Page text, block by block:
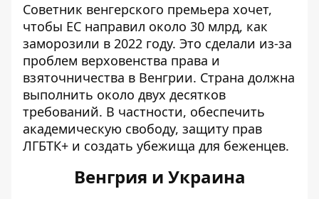
Советник венгерского премьера хочет,
чтобы ЕС направил около 30 млрд, как
заморозили в 2022 году. Это сделали из-за
проблем верховенства права и
взяточничества в Венгрии. Страна должна
выполнить около двух десятков
требований. В частности, обеспечить
академическую свободу, защиту прав
ЛГБТК+ и создать убежища для беженцев.
Венгрия и Украина